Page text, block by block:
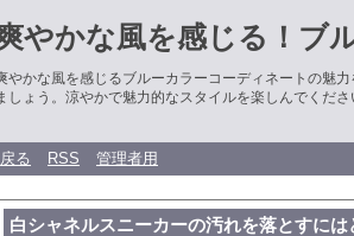
やかな風を感じる！ブ
やかな風を感じるブルーカラーコーディネートの魅
しょう。涼やかで魅力的なスタイルを楽しんでくださ
戻る RSS 管理者用
白シャネルスニーカーの汚れを落とすに